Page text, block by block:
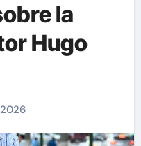
la
Hugo